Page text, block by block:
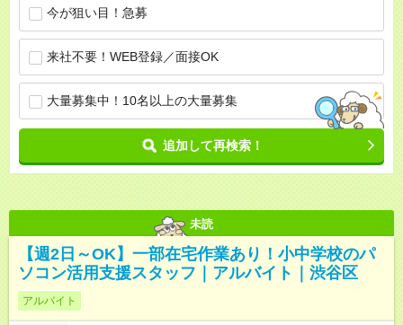
今が狙い目！急募
来社不要！WEB登録／面接OK
大量募集中！10名以上の大量募集
追加して再検索！
未読
【週2日～OK】一部在宅作業あり！小中学校のパ
ソコン活用支援スタッフ｜アルバイト｜渋谷区
アルバイト